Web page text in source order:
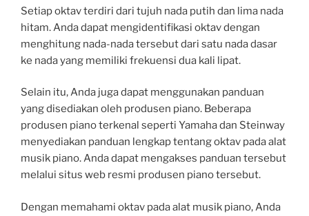
Setiap oktav terdiri dari tujuh nada putih dan lima nada
hitam. Anda dapat mengidentifikasi oktav dengan
menghitung nada-nada tersebut dari satu nada dasar
ke nada yang memiliki frekuensi dua kali lipat.
Selain itu, Anda juga dapat menggunakan panduan
yang disediakan oleh produsen piano. Beberapa
produsen piano terkenal seperti Yamaha dan Steinway
menyediakan panduan lengkap tentang oktav pada alat
musik piano. Anda dapat mengakses panduan tersebut
melalui situs web resmi produsen piano tersebut.
Dengan memahami oktav pada alat musik piano, Anda